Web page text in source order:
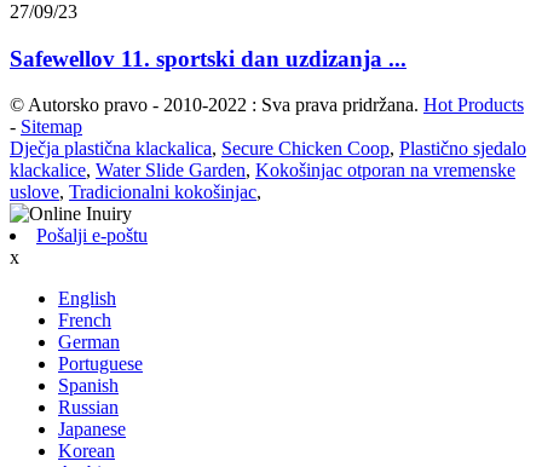
27/09/23
Safewellov 11. sportski dan uzdizanja ...
© Autorsko pravo - 2010-2022 : Sva prava pridržana. Hot Products
- Sitemap
Dječja plastična klackalica, Secure Chicken Coop, Plastično sjedalo
klackalice, Water Slide Garden, Kokošinjac otporan na vremenske
uslove, Tradicionalni kokošinjac,
Pošalji e-poštu
x
English
French
German
Portuguese
Spanish
Russian
Japanese
Korean